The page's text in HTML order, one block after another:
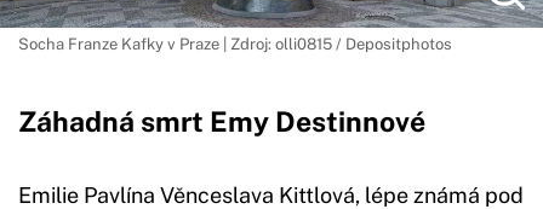
Socha Franze Kafky v Praze | Zdroj: olli0815 / Depositphotos
Záhadná smrt Emy Destinnové
Emilie Pavlína Věnceslava Kittlová, lépe známá pod